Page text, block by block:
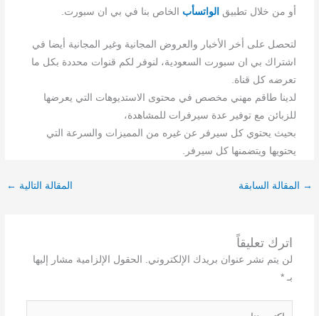
أو من خلال تطبيق الواتسأب الخاص بنا في بي ان سبورت.
لتحصل على أخر الأخبار والعروض المجانية وغير المجانية أيضا في
اشتراك بي ان سبورت السعودية، لنوفر لكم قنوات محددة بكل ما
تعرضه كل قناة.
لدينا طاقم مهني مخصص في محتوى الاستديوهات التي يعرضها
للزبائن مع توفير عدة سيرفرات للمشاهدة،
بحيث يحتوي كل سيرفر عن غيره من المميزات والسرعة التي
يحتويها ويتضمنها كل سيرفر.
→ المقالة السابقة المقالة التالية ←
اترك تعليقاً
لن يتم نشر عنوان بريدك الإلكتروني.
الحقول الإلزامية مشار إليها
بـ *